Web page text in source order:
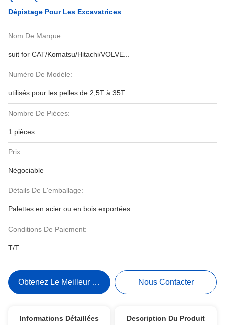
Dépistage Pour Les Excavatrices
Nom De Marque:
suit for CAT/Komatsu/Hitachi/VOLVE...
Numéro De Modèle:
utilisés pour les pelles de 2,5T à 35T
Nombre De Pièces:
1 pièces
Prix:
Négociable
Détails De L'emballage:
Palettes en acier ou en bois exportées
Conditions De Paiement:
T/T
Obtenez Le Meilleur Prix Nous Contacter
Informations Détaillées Description Du Produit